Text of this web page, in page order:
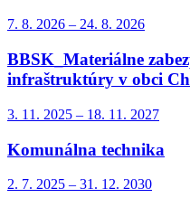
7. 8. 2026 – 24. 8. 2026
BBSK_Materiálne
infraštruktúry v obci
3. 11. 2025 – 18. 11. 2027
Komunálna technika
2. 7. 2025 – 31. 12. 2030